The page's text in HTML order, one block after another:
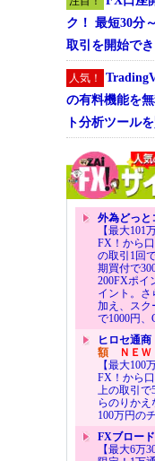
ク！ 最短30分
取引を開始で
人気！
の有料機能を
ト分析ツール
外為どっと
【最大101
FX！から
の取引1回
期買付で
200FXポイ
イント。さ
加え、スク
で1000円、
ヒロセ通
額ＮＥＷ
【最大100
FX！から
上の取引
らのりか
100万円の
FXブロー
【最大6万